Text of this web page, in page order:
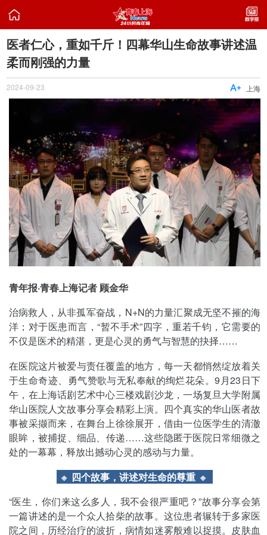

医者仁心，重如千斤！四幕华山生命故事讲述温
柔而刚强的力量
2024-09-23 上海

青年报·青春上海记者 顾金华
治病救人，从非孤军奋战，N+N的力量汇聚成无坚不摧的海
洋；对于医患而言，“暂不手术”四字，重若千钧，它需要的
不仅是医术的精湛，更是心灵的勇气与智慧的抉择……
在医院这片被爱与责任覆盖的地方，每一天都悄然绽放着关
于生命奇迹、勇气赞歌与无私奉献的绚烂花朵。9月23日下
午，在上海话剧艺术中心三楼戏剧沙龙，一场复旦大学附属
华山医院人文故事分享会精彩上演。四个真实的华山医者故
事被采撷而来，在舞台上徐徐展开，借由一位医学生的清澈
眼眸，被捕捉、细品、传递……这些隐匿于医院日常细微之
处的一幕幕，释放出撼动心灵的感动与力量。
※ 四个故事，讲述对生命的尊重 ※
“医生，你们来这么多人，我不会很严重吧？”故事分享会第
一篇讲述的是一个众人拾柴的故事。这位患者辗转于多家医
院之间，历经治疗的波折，病情如迷雾般难以捉摸。皮肤血